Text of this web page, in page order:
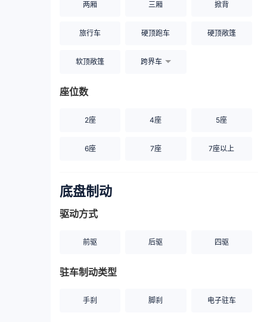
两厢 三厢 掀背
旅行车 硬顶跑车 硬顶敞篷
软顶敞篷 跨界车
座位数
2座 4座 5座
6座 7座 7座以上
底盘制动
驱动方式
前驱 后驱 四驱
驻车制动类型
手刹 脚刹 电子驻车